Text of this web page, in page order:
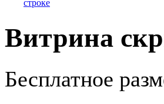
Витрина
Бесплатное